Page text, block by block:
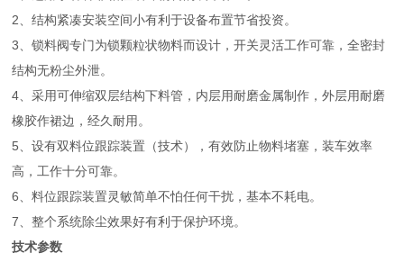
2、结构紧凑安装空间小有利于设备布置节省投资。
3、锁料阀专门为锁颗粒状物料而设计，开关灵活工作可靠，全密封
结构无粉尘外泄。
4、采用可伸缩双层结构下料管，内层用耐磨金属制作，外层用耐磨
橡胶作裙边，经久耐用。
5、设有双料位跟踪装置（技术），有效防止物料堵塞，装车效率
高，工作十分可靠。
6、料位跟踪装置灵敏简单不怕任何干扰，基本不耗电。
7、整个系统除尘效果好有利于保护环境。
技术参数